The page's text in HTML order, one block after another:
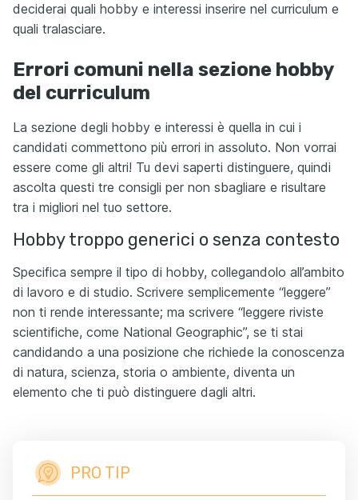
deciderai quali hobby e interessi inserire nel curriculum e
quali tralasciare.
Errori comuni nella sezione hobby
del curriculum
La sezione degli hobby e interessi è quella in cui i
candidati commettono più errori in assoluto. Non vorrai
essere come gli altri! Tu devi saperti distinguere, quindi
ascolta questi tre consigli per non sbagliare e risultare
tra i migliori nel tuo settore.
Hobby troppo generici o senza contesto
Specifica sempre il tipo di hobby, collegandolo all’ambito
di lavoro e di studio. Scrivere semplicemente “leggere”
non ti rende interessante; ma scrivere “leggere riviste
scientifiche, come National Geographic”, se ti stai
candidando a una posizione che richiede la conoscenza
di natura, scienza, storia o ambiente, diventa un
elemento che ti può distinguere dagli altri.
PRO TIP